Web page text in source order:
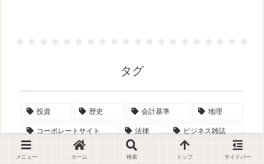
タグ
投資 歴史 会計基準 地理
コーポレートサイト 法律 ビジネス雑誌
メニュー ホーム 検索 トップ サイドバー